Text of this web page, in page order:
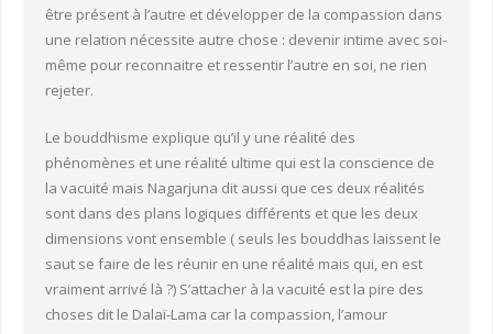
être présent à l’autre et développer de la compassion dans
une relation nécessite autre chose : devenir intime avec soi-
même pour reconnaitre et ressentir l’autre en soi, ne rien
rejeter.
Le bouddhisme explique qu’il y une réalité des
phénomènes et une réalité ultime qui est la conscience de
la vacuité mais Nagarjuna dit aussi que ces deux réalités
sont dans des plans logiques différents et que les deux
dimensions vont ensemble ( seuls les bouddhas laissent le
saut se faire de les réunir en une réalité mais qui, en est
vraiment arrivé là ?) S’attacher à la vacuité est la pire des
choses dit le Dalaï-Lama car la compassion, l’amour